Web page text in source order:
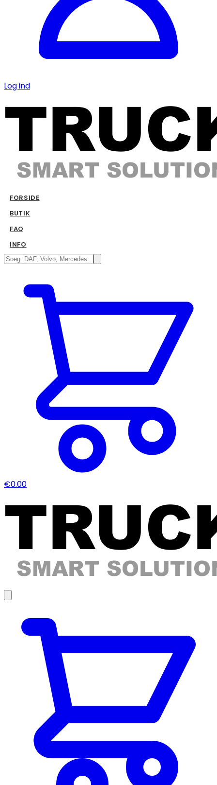
Log ind
FORSIDE
BUTIK
FAQ
INFO
€0.00